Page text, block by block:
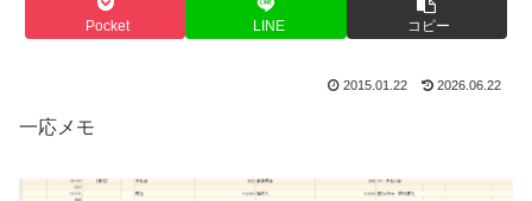
Pocket LINE コピー
2015.01.22 2026.06.22
一応メモ